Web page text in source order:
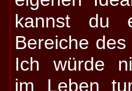
kannst du
Bereiche
Ich würde
im Leben